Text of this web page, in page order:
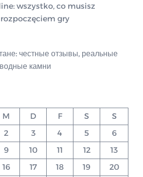
wszystko, co musisz
gry
честные отзывы, реальные
камни
M D F S
S
2 3 4 5
6
9 10 11 12
13
16 17 18 19
20